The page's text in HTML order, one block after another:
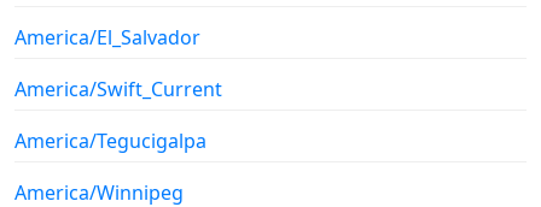
America/El_Salvador
America/Swift_Current
America/Tegucigalpa
America/Winnipeg